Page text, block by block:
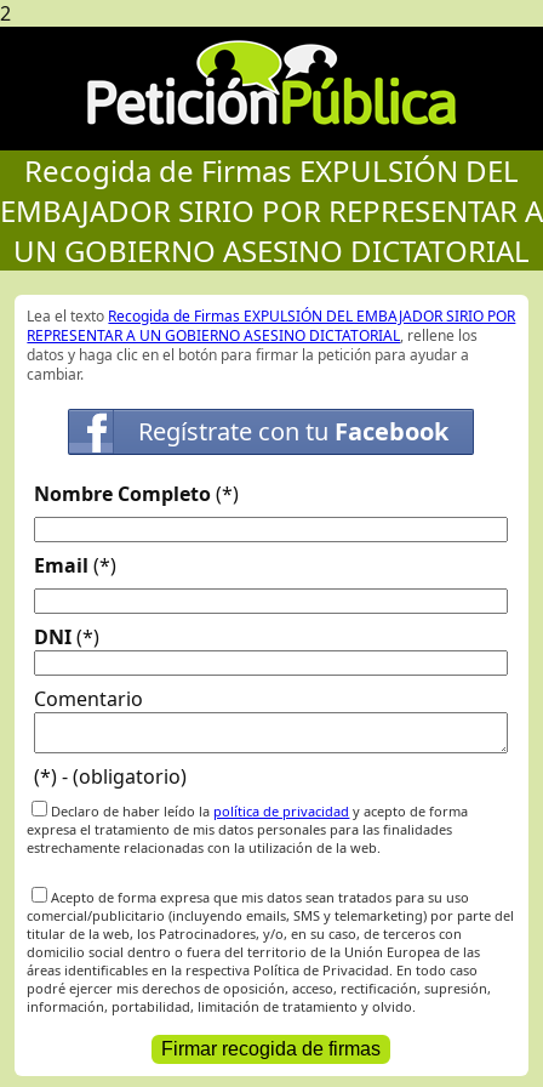
2
Recogida de Firmas EXPULSIÓN DEL
EMBAJADOR SIRIO POR REPRESENTAR A
UN GOBIERNO ASESINO DICTATORIAL
Lea el texto Recogida de Firmas EXPULSIÓN DEL EMBAJADOR SIRIO POR
REPRESENTAR A UN GOBIERNO ASESINO DICTATORIAL, rellene los
datos y haga clic en el botón para firmar la petición para ayudar a
cambiar.
Regístrate con tu Facebook
Nombre Completo(*)
Email (*)
DNI(*)
Comentario
(*) - (obligatorio)
Declaro de haber leído la política de privacidad y acepto de forma
expresa el tratamiento de mis datos personales para las finalidades
estrechamente relacionadas con la utilización de la web.
Acepto de forma expresa que mis datos sean tratados para su uso
comercial/publicitario (incluyendo emails, SMS y telemarketing) por parte del
titular de la web, los Patrocinadores, y/o, en su caso, de terceros con
domicilio social dentro o fuera del territorio de la Unión Europea de las
áreas identificables en la respectiva Política de Privacidad. En todo caso
podré ejercer mis derechos de oposición, acceso, rectificación, supresión,
información, portabilidad, limitación de tratamiento y olvido.